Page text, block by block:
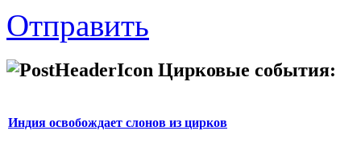
Отправить
Цирковые события:
Индия освобождает слонов из цирков